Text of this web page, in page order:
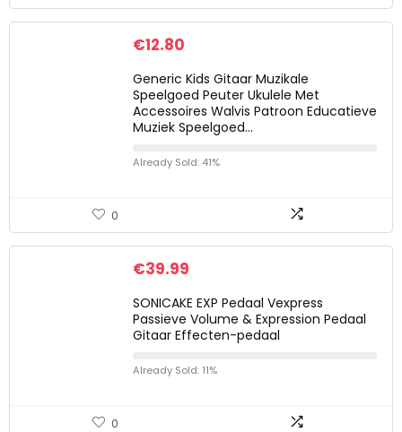
€12.80
Generic Kids Gitaar Muzikale
Speelgoed Peuter Ukulele Met
Accessoires Walvis Patroon Educatieve
Muziek Speelgoed…
Already Sold: 41%
0
€39.99
SONICAKE EXP Pedaal Vexpress
Passieve Volume & Expression Pedaal
Gitaar Effecten-pedaal
Already Sold: 11%
0